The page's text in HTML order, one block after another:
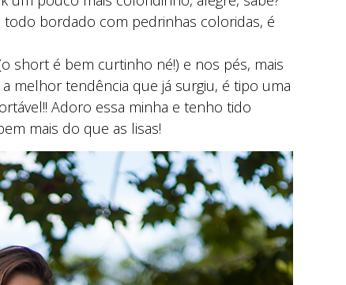
bordado com pedrinhas coloridas, é
short é bem curtinho né!) e nos pés, mais
melhor tendência que já surgiu, é tipo uma
Adoro essa minha e tenho tido
mais do que as lisas!